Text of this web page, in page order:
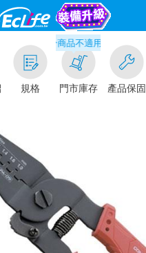
規格
折1%(部分商品不適用)-請點我看
門市庫存 產品保固